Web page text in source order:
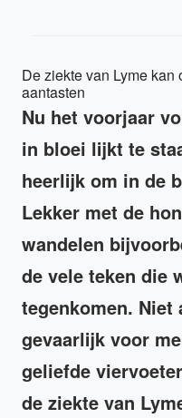
De ziekte van Lyme
aantasten
Nu het voorjaar
in bloei lijkt te
heerlijk om in de
Lekker met de
wandelen
de vele teken die
tegenkomen. Niet
gevaarlijk voor
geliefde
de ziekte van